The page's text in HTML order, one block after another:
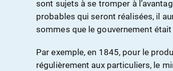
sont sujets à se tromper à
probables qui seront réalisées, il
sommes que le gouvernement
Par exemple, en 1845, pour le
régulièrement aux particuliers, le